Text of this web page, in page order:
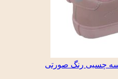
چسبی رنگ صورتی